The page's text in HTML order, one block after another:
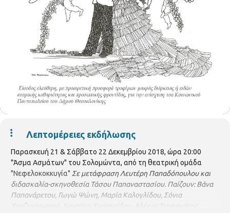
Λεπτομέρειες εκδήλωσης
Παρασκευή 21 & Σάββατο 22 Δεκεμβρίου 2018, ώρα 20:00
"Άσμα Ασμάτων" του Σολομώντα, από τη θεατρική ομάδα
"Νεφελοκοκκυγία" Σε μετάφραση Λευτέρη Παπαδόπουλου και
διδασκαλία-σκηνοθεσία Τάσου Παπαναστασίου. Παίζουν: Βάνα
Παπανάρετου, Γωγώ Ψώνη, Μαρία Καλογλίδου, Σόνια